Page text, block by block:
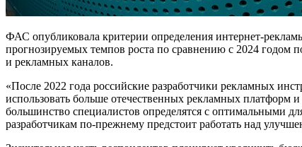
ФАС опубликовала критерии определения интернет-
прогнозируемых темпов роста по сравнению с 2024 годом
и рекламных каналов.
«После 2022 года российские разработчики рекламных
использовать больше отечественных рекламных
большинство специалистов определятся с оптимальными
разработчикам по-прежнему предстоит работать над